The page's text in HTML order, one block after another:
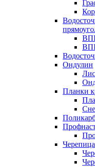
Ондулин
Планки
Черепица